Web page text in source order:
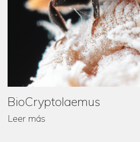
BioCryptolaemus
Leer más